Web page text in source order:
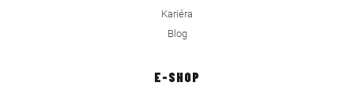
Kariéra
Blog
E-SHOP